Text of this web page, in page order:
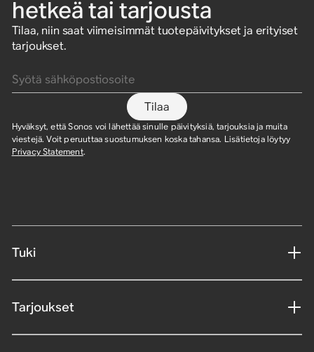
hetkeä tai tarjousta
Tilaa, niin saat viimeisimmät tuotepäivitykset ja erityiset
tarjoukset.
Tilaa
Hyväksyt, että Sonos voi lähettää sinulle päivityksiä, tarjouksia ja muita
viestejä. Voit peruuttaa suostumuksen koska tahansa. Lisätietoja löytyy
Privacy Statement.
Tuki
Tarjoukset